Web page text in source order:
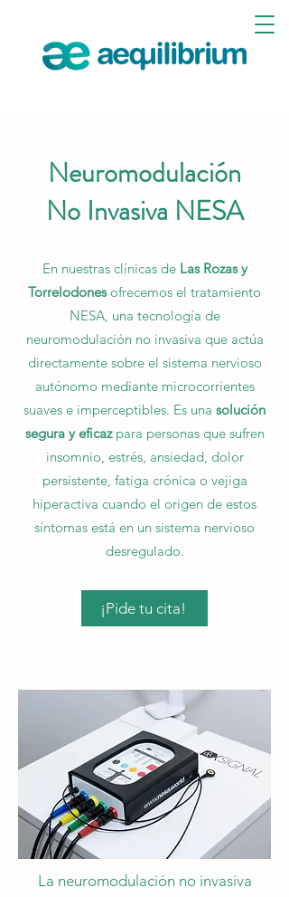
Neuromodulación
No Invasiva NESA
En nuestras clínicas de Las Rozas y
Torrelodonesofrecemos el tratamiento
NESA, una tecnología de
neuromodulación no invasiva que actúa
directamente sobre el sistema nervioso
autónomo mediante microcorrientes
suaves e imperceptibles. Es una solución
segura y eficazpara personas que sufren
insomnio, estrés, ansiedad, dolor
persistente, fatiga crónica o vejiga
hiperactiva cuando el origen de estos
síntomas está en un sistema nervioso
desregulado.
¡Pide tu cita!
La neuromodulación no invasiva